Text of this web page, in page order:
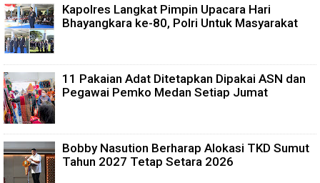
Kapolres Langkat Pimpin Upacara Hari
Bhayangkara ke-80, Polri Untuk Masyarakat
11 Pakaian Adat Ditetapkan Dipakai ASN dan
Pegawai Pemko Medan Setiap Jumat
Bobby Nasution Berharap Alokasi TKD Sumut
Tahun 2027 Tetap Setara 2026